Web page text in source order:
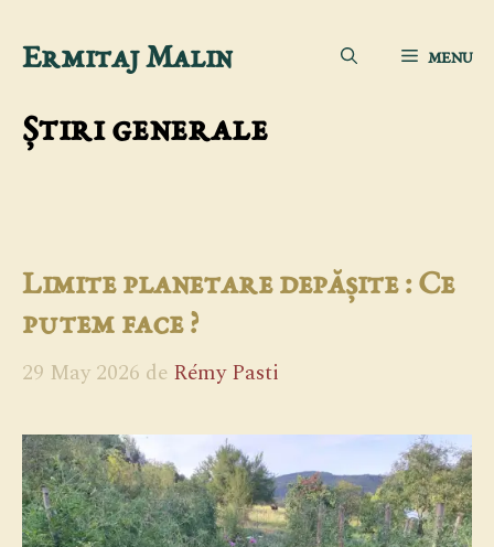
Sari
conținut
Ermitaj Malin MENU
Știri generale
Limite planetare depășite : Ce
putem face ?
29 May 2026 de Rémy Pasti